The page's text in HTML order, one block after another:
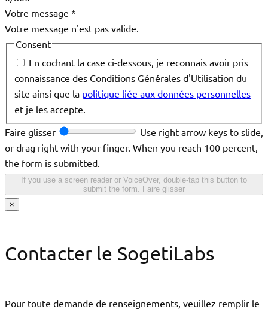
Votre message *
Votre message n'est pas valide.
Consent
En cochant la case ci-dessous, je reconnais avoir pris
connaissance des Conditions Générales d'Utilisation du
site ainsi que la politique liée aux données personnelles
et je les accepte.
Faire glisser
Use right arrow keys to slide,
or drag right with your finger. When you reach 100 percent,
the form is submitted.
If you use a screen reader or VoiceOver, double-tap this button to
submit the form. Faire glisser
×
Contacter le SogetiLabs
Pour toute demande de renseignements, veuillez remplir le